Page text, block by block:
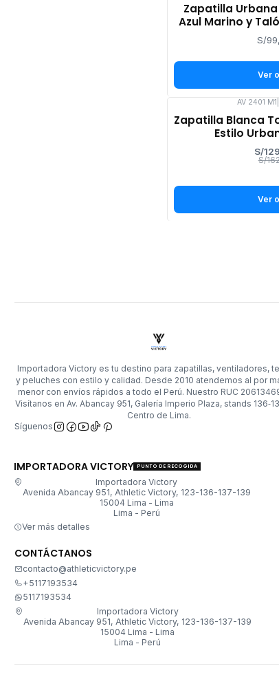
Zapatilla
Azul Marino y
S/
Ver
-20%
OFF
AV 2401 M1
Zapatilla Blanca
Estilo
S/
S/
Ver
Importadora Victory es tu destino para zapatillas, ventiladores,
y peluches con estilo y calidad. Desde 2010 atendemos al por
menor con envíos rápidos a todo el Perú. Nuestro RUC
Visítanos en Av. Abancay 951, Galería Imperio Plaza, stands
Centro de Lima.
Síguenos
IMPORTADORA VICTORY PUNTO DE RECOGIDA
Importadora Victory
Avenida Abancay 951, Athletic Victory, 123-136-137-139
15004 Lima - Lima
Lima - Perú
Ver más detalles
CONTÁCTANOS
contacto@athleticvictory.pe
+5117193534
5117193534
Importadora Victory
Avenida Abancay 951, Athletic Victory, 123-136-137-139
15004 Lima - Lima
Lima - Perú